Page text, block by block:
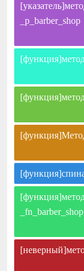
_p_barber_shop
_fn_barber_shop